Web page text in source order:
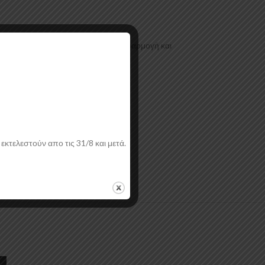
τεχνολογίας έχοντας άψογη εφαρμογή και
επιφάνεια.
απο τις 31/8 και μετά.